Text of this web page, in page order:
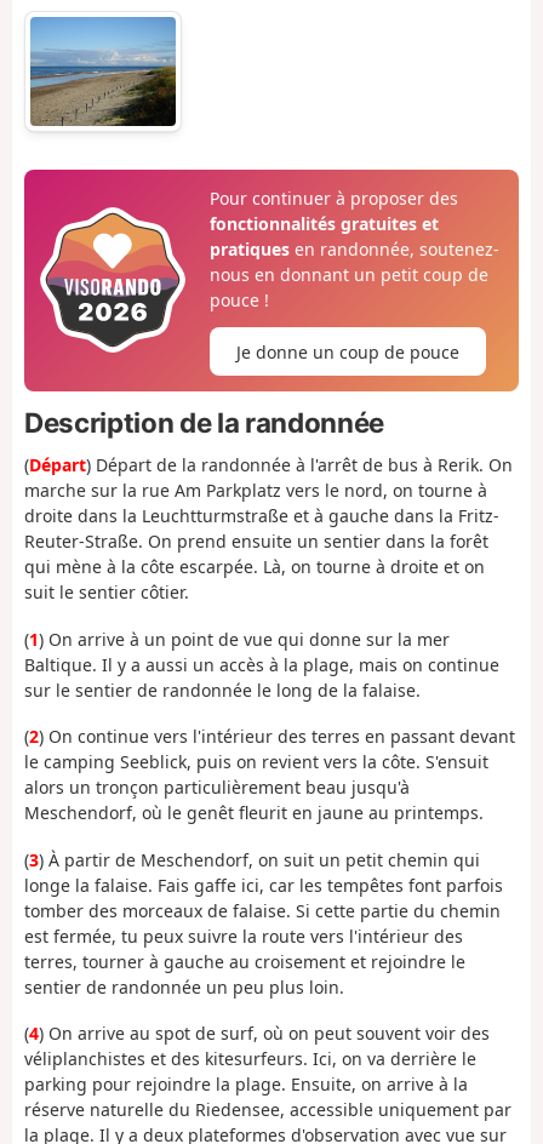
Pour continuer à proposer des
fonctionnalités gratuites et
pratiquesen randonnée, soutenez-
nous en donnant un petit coup de
pouce !
Je donne un coup de pouce
Description de la randonnée
(Départ) Départ de la randonnée à l'arrêt de bus à Rerik. On
marche sur la rue Am Parkplatz vers le nord, on tourne à
droite dans la Leuchtturmstraße et à gauche dans la Fritz-
Reuter-Straße. On prend ensuite un sentier dans la forêt
qui mène à la côte escarpée. Là, on tourne à droite et on
suit le sentier côtier.
(1) On arrive à un point de vue qui donne sur la mer
Baltique. Il y a aussi un accès à la plage, mais on continue
sur le sentier de randonnée le long de la falaise.
(2) On continue vers l'intérieur des terres en passant devant
le camping Seeblick, puis on revient vers la côte. S'ensuit
alors un tronçon particulièrement beau jusqu'à
Meschendorf, où le genêt fleurit en jaune au printemps.
(3) À partir de Meschendorf, on suit un petit chemin qui
longe la falaise. Fais gaffe ici, car les tempêtes font parfois
tomber des morceaux de falaise. Si cette partie du chemin
est fermée, tu peux suivre la route vers l'intérieur des
terres, tourner à gauche au croisement et rejoindre le
sentier de randonnée un peu plus loin.
(4) On arrive au spot de surf, où on peut souvent voir des
véliplanchistes et des kitesurfeurs. Ici, on va derrière le
parking pour rejoindre la plage. Ensuite, on arrive à la
réserve naturelle du Riedensee, accessible uniquement par
la plage. Il y a deux plateformes d'observation avec vue sur